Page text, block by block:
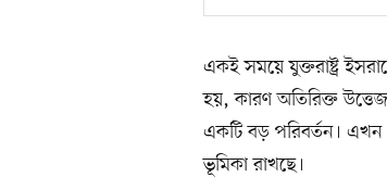
একই সময়ে যুক্তরাষ্ট্র
হয়, কারণ অতিরিক্ত
একটি বড় পরিবর্তন। এখন
ভূমিকা রাখছে।